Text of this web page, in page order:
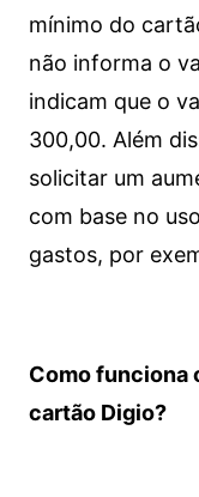
mínimo do
não informa o
indicam que o
300,00. Além
solicitar um
com base no
gastos, por
Como funciona
cartão Digio?